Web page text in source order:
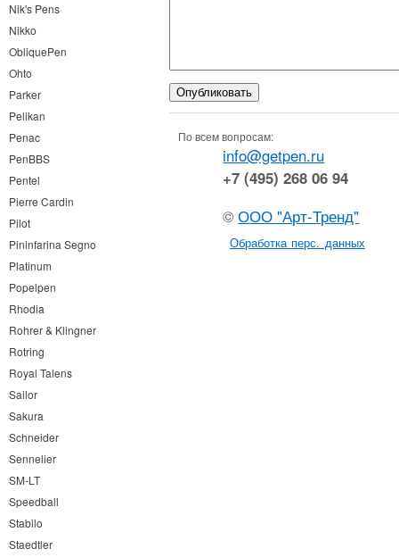
Nik's Pens
Nikko
ObliquePen
Ohto
Parker
Pelikan
Penac
PenBBS
Pentel
Pierre Cardin
Pilot
Pininfarina Segno
Platinum
Popelpen
Rhodia
Rohrer & Klingner
Rotring
Royal Talens
Sailor
Sakura
Schneider
Sennelier
SM-LT
Speedball
Stabilo
Staedtler
По всем вопросам:
info@getpen.ru
+7 (495) 268 06 94
©ООО "Арт-Тренд"
Обработка перс. данных